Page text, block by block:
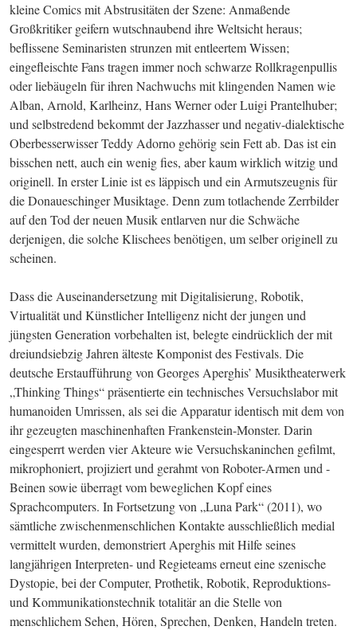
kleine Comics mit Abstrusitäten der Szene: Anmaßende
Großkritiker geifern wutschnaubend ihre Weltsicht heraus;
beflissene Seminaristen strunzen mit entleertem Wissen;
eingefleischte Fans tragen immer noch schwarze Rollkragenpullis
oder liebäugeln für ihren Nachwuchs mit klingenden Namen wie
Alban, Arnold, Karlheinz, Hans Werner oder Luigi Prantelhuber;
und selbstredend bekommt der Jazzhasser und negativ-dialektische
Oberbesserwisser Teddy Adorno gehörig sein Fett ab. Das ist ein
bisschen nett, auch ein wenig fies, aber kaum wirklich witzig und
originell. In erster Linie ist es läppisch und ein Armutszeugnis für
die Donaueschinger Musiktage. Denn zum totlachende Zerrbilder
auf den Tod der neuen Musik entlarven nur die Schwäche
derjenigen, die solche Klischees benötigen, um selber originell zu
scheinen.
Dass die Auseinandersetzung mit Digitalisierung, Robotik,
Virtualität und Künstlicher Intelligenz nicht der jungen und
jüngsten Generation vorbehalten ist, belegte eindrücklich der mit
dreiundsiebzig Jahren älteste Komponist des Festivals. Die
deutsche Erstaufführung von Georges Aperghis’ Musiktheaterwerk
„Thinking Things“ präsentierte ein technisches Versuchslabor mit
humanoiden Umrissen, als sei die Apparatur identisch mit dem von
ihr gezeugten maschinenhaften Frankenstein-Monster. Darin
eingesperrt werden vier Akteure wie Versuchskaninchen gefilmt,
mikrophoniert, projiziert und gerahmt von Roboter-Armen und -
Beinen sowie überragt vom beweglichen Kopf eines
Sprachcomputers. In Fortsetzung von „Luna Park“ (2011), wo
sämtliche zwischenmenschlichen Kontakte ausschließlich medial
vermittelt wurden, demonstriert Aperghis mit Hilfe seines
langjährigen Interpreten- und Regieteams erneut eine szenische
Dystopie, bei der Computer, Prothetik, Robotik, Reproduktions-
und Kommunikationstechnik totalitär an die Stelle von
menschlichem Sehen, Hören, Sprechen, Denken, Handeln treten.